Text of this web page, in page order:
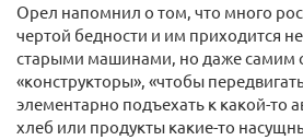
Орел напомнил о том, что много
чертой бедности и им приходится
старыми машинами, но даже самим
«конструкторы», «чтобы
элементарно подъехать к какой-то
хлеб или продукты какие-то